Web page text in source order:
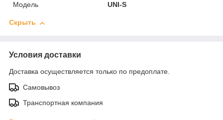
Модель
UNI-S
Скрыть
Условия доставки
Доставка осуществляется только по предоплате.
Самовывоз
Транспортная компания